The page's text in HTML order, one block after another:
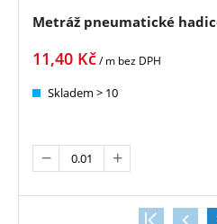
Metráž pneumatické
11,40 Kč/ m bez DPH
Skladem > 10